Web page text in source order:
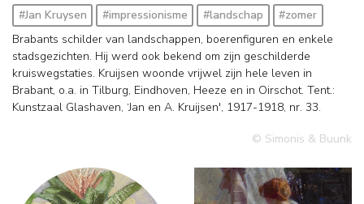
#Jan Kruysen #impressionisme #landschap
#zomer
Brabants schilder van landschappen, boerenfiguren en enkele
stadsgezichten. Hij werd ook bekend om zijn geschilderde
kruiswegstaties. Kruijsen woonde vrijwel zijn hele leven in
Brabant, o.a. in Tilburg, Eindhoven, Heeze en in Oirschot. Tent.:
Kunstzaal Glashaven, ‘Jan en A. Kruijsen', 1917-1918, nr. 33.
© Simonis & Buunk